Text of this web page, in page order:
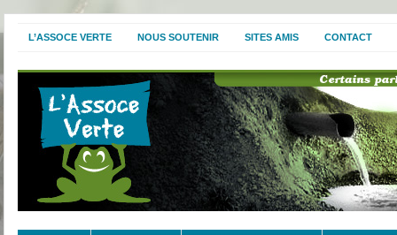
L’ASSOCE VERTE NOUS SOUTENIR SITES AMIS CONTACT